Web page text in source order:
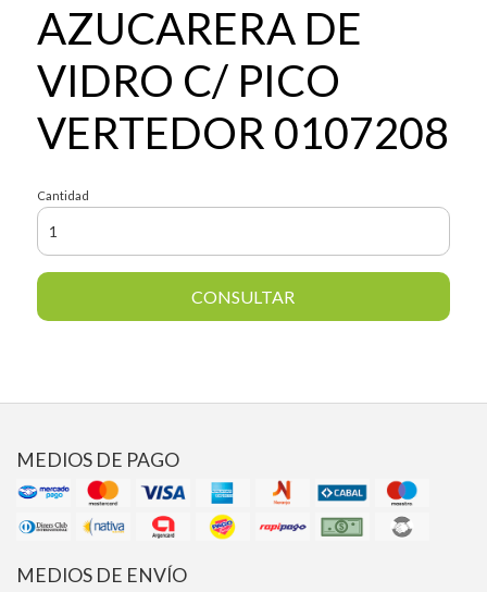
AZUCARERA DE
VIDRO C/ PICO
VERTEDOR 0107208
Cantidad
CONSULTAR
MEDIOS DE PAGO
MEDIOS DE ENVÍO